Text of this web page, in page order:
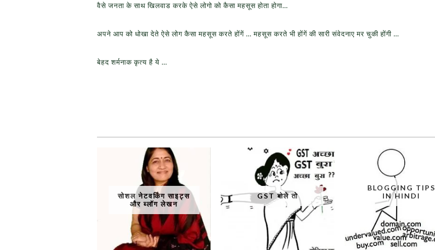
वैसे जनता के साथ खिलवाड करके ऐसे लोगो को कैसा महसूस होता होगा…
अपने आप को धोखा देते ऐसे लोग कैसा महसूस करते होंगें … महसूस करते भी होंगें की सारी संवेदनाए मर चुकी होंगी …
बेहद शर्मनाक कृत्य है ये …
BLOGGING TIPS
IN HINDI
GST बोले तो
सोशल नेटवर्किंग साइट्स
और ब्लॉग लेखन